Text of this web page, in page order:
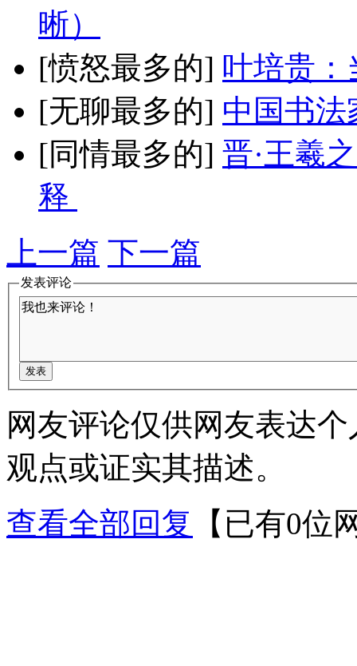
晰）
[愤怒最多的] 叶培贵：
[无聊最多的] 中国书法
[同情最多的] 晋·王羲
释
上一篇 下一篇
发表评论
网友评论仅供网友表达
观点或证实其描述。
查看全部回复
【已有0位